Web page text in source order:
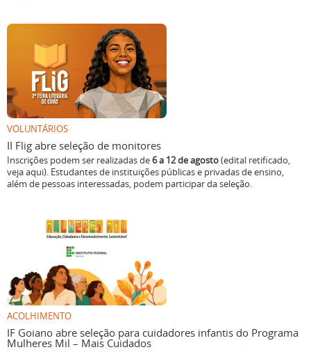
VOLUNTÁRIOS
II Flig abre seleção de monitores
Inscrições podem ser realizadas de6 a 12 de agosto(edital retificado,
veja aqui). Estudantes de instituições públicas e privadas de ensino,
além de pessoas interessadas, podem participar da seleção.
ACOLHIMENTO
IF Goiano abre seleção para cuidadores infantis do Programa
Mulheres Mil – Mais Cuidados